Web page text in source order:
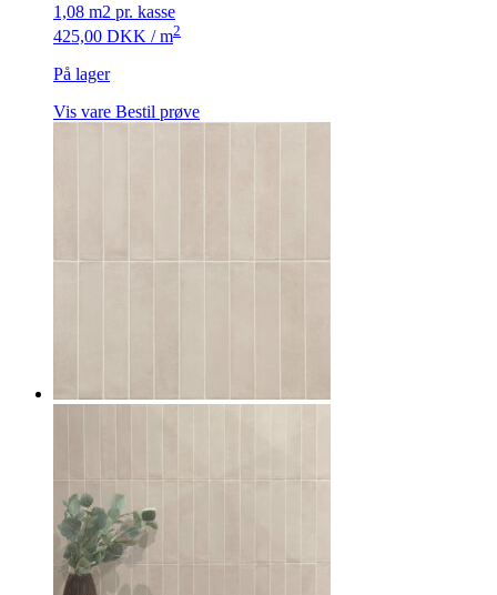
1,08 m2 pr. kasse
425,00 DKK / m2
På lager
Vis vare Bestil prøve